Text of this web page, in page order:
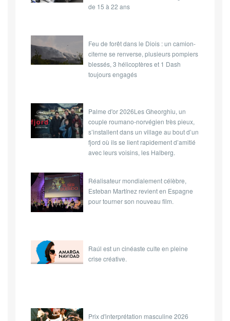
de 15 à 22 ans
Feu de forêt dans le Diois : un camion-
citerne se renverse, plusieurs pompiers
blessés, 3 hélicoptères et 1 Dash
toujours engagés
Palme d'or 2026Les Gheorghiu, un
couple roumano-norvégien très pieux,
s’installent dans un village au bout d’un
fjord où ils se lient rapidement d’amitié
avec leurs voisins, les Halberg.
Réalisateur mondialement célèbre,
Esteban Martínez revient en Espagne
pour tourner son nouveau film.
Raúl est un cinéaste culte en pleine
crise créative.
Prix d'interprétation masculine 2026